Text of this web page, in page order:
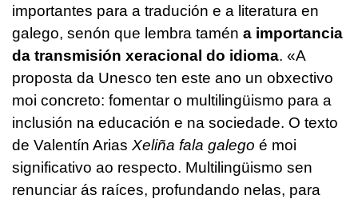
importantes para a tradución e a literatura en
galego, senón que lembra tamén a importancia
da transmisión xeracional do idioma. «A
proposta da Unesco ten este ano un obxectivo
moi concreto: fomentar o multilingüismo para a
inclusión na educación e na sociedade. O texto
de Valentín Arias Xeliña fala galego é moi
significativo ao respecto. Multilingüismo sen
renunciar ás raíces, profundando nelas, para